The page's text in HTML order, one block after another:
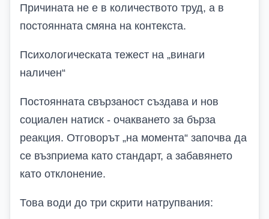
Причината не е в количеството труд, а в
постоянната смяна на контекста.
Психологическата тежест на „винаги
наличен“
Постоянната свързаност създава и нов
социален натиск - очакването за бърза
реакция. Отговорът „на момента“ започва да
се възприема като стандарт, а забавянето
като отклонение.
Това води до три скрити натрупвания: